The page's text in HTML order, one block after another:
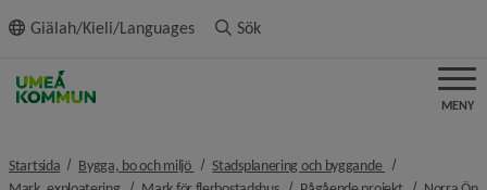
innehållet
Giälah/Kieli/Languages Sök
MENY
Startsida Bygga, bo och miljö nivå i brödsmulenavigeringen
Stadsplanering och byggande nivå i